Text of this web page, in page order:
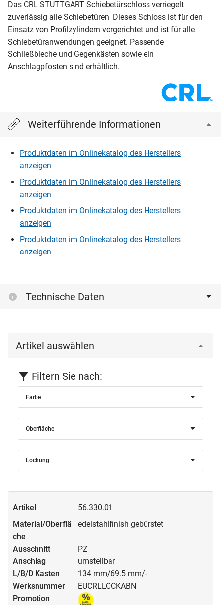
Das CRL STUTTGART Schiebetürschloss verriegelt
zuverlässig alle Schiebetüren. Dieses Schloss ist für den
Einsatz von Profilzylindern vorgerichtet und ist für alle
Schiebetüranwendungen geeignet. Passende
Schließbleche und Gegenkästen sowie ein
Anschlagpfosten sind erhältlich.
Weiterführende Informationen
Produktdaten im Onlinekatalog des Herstellers
anzeigen
Produktdaten im Onlinekatalog des Herstellers
anzeigen
Produktdaten im Onlinekatalog des Herstellers
anzeigen
Produktdaten im Onlinekatalog des Herstellers
anzeigen
Technische Daten
Artikel auswählen
Filtern Sie nach:
Farbe
Oberfläche
Lochung
56.330.01
edelstahlfinish gebürstet
PZ
umstellbar
134 mm/69.5 mm/-
EUCRLLOCKABN